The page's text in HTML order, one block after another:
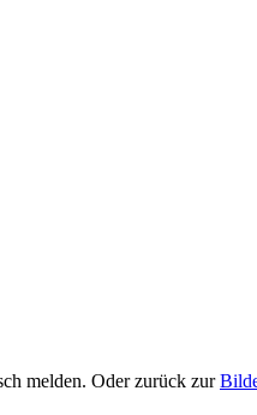
melden. Oder zurück zur